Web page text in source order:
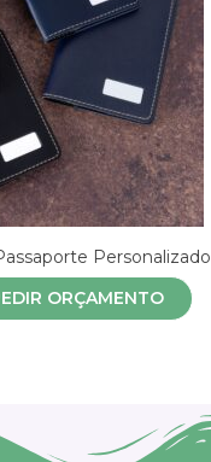
Personalizado
ORÇAMENTO